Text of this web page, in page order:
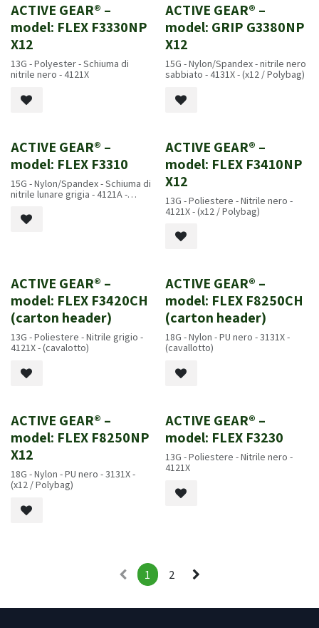
ACTIVE GEAR® –
model: FLEX F3330NP
X12
13G - Polyester - Schiuma di
nitrile nero - 4121X
ACTIVE GEAR® –
model: GRIP G3380NP
X12
15G - Nylon/Spandex - nitrile nero
sabbiato - 4131X - (x12 / Polybag)
ACTIVE GEAR® –
model: FLEX F3310
15G - Nylon/Spandex - Schiuma di
nitrile lunare grigia - 4121A -
ACTIVE GEAR® –
model: FLEX F3410NP
X12
13G - Poliestere - Nitrile nero -
4121X - (x12 / Polybag)
ACTIVE GEAR® –
model: FLEX F3420CH
(carton header)
13G - Poliestere - Nitrile grigio -
4121X - (cavalotto)
ACTIVE GEAR® –
model: FLEX F8250CH
(carton header)
18G - Nylon - PU nero - 3131X -
(cavallotto)
ACTIVE GEAR® –
model: FLEX F8250NP
X12
18G - Nylon - PU nero - 3131X -
(x12 / Polybag)
ACTIVE GEAR® –
model: FLEX F3230
13G - Poliestere - Nitrile nero -
4121X
1 2